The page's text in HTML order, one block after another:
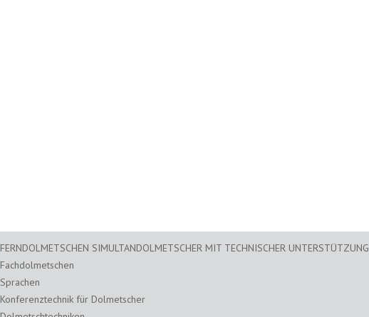
FERNDOLMETSCHEN SIMULTANDOLMETSCHER MIT TECHNISCHER UNTERSTÜTZUNG
Fachdolmetschen
Sprachen
Konferenztechnik für Dolmetscher